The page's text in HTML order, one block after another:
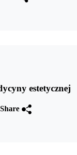
estetycznej
Share